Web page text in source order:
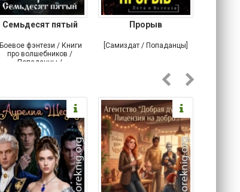
Семьдесят пятый
[Боевое фэнтези / Книги
про волшебников /
Попаданцы /
Прорыв
[Самиздат / Попаданцы]